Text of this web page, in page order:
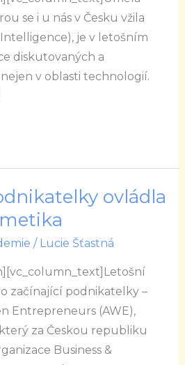
se i u nás v Česku vžila
je v letošním
diskutovaných a
v oblasti technologií.
ovládla
/ Lucie Šťastná
začínající podnikatelky –
Entrepreneurs (AWE),
za Českou republiku
Business &